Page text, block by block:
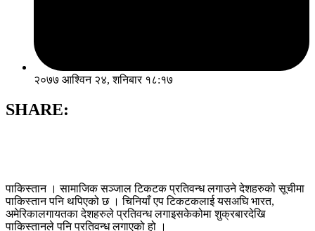
२०७७ आश्विन २४, शनिबार १८:१७
SHARE:
पाकिस्तान । सामाजिक सञ्जाल टिकटक प्रतिवन्ध लगाउने देशहरुको सूचीमा
पाकिस्तान पनि थपिएको छ । चिनियाँ एप टिकटकलाई यसअघि भारत,
अमेरिकालगायतका देशहरुले प्रतिवन्ध लगाइसकेकोमा शुक्रबारदेखि
पाकिस्तानले पनि प्रतिवन्ध लगाएको हो ।